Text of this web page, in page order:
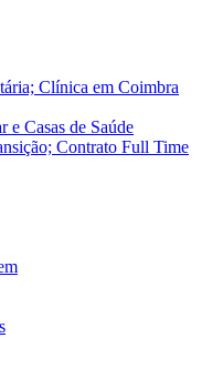
Clínica em Coimbra
e Casas de Saúde
Contrato Full Time